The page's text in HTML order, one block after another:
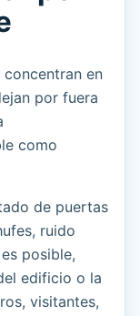
concentran en
por fuera
como
de puertas
ruido
posible,
edificio o la
visitantes,